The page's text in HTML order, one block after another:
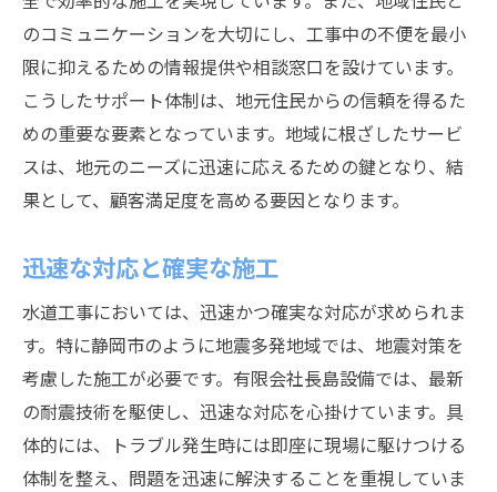
のコミュニケーションを大切にし、工事中の不便を最小
限に抑えるための情報提供や相談窓口を設けています。
こうしたサポート体制は、地元住民からの信頼を得るた
めの重要な要素となっています。地域に根ざしたサービ
スは、地元のニーズに迅速に応えるための鍵となり、結
果として、顧客満足度を高める要因となります。
迅速な対応と確実な施工
水道工事においては、迅速かつ確実な対応が求められま
す。特に静岡市のように地震多発地域では、地震対策を
考慮した施工が必要です。有限会社長島設備では、最新
の耐震技術を駆使し、迅速な対応を心掛けています。具
体的には、トラブル発生時には即座に現場に駆けつける
体制を整え、問題を迅速に解決することを重視していま